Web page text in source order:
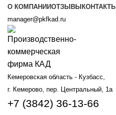
О КОМПАНИИОТЗЫВЫ КОНТАКТЫ
manager@pkfkad.ru
Кемеровская область - Кузбасс,
г. Кемерово, пер. Центральный, 1а
+7 (3842) 36-13-66